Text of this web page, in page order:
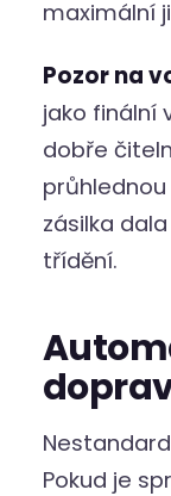
maximální
Pozor na
jako finální
dobře
zásilka
třídění.
Pokud je